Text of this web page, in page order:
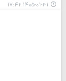
۱۴۰۵-۰۱-۳۱ ۱۷:۴۲